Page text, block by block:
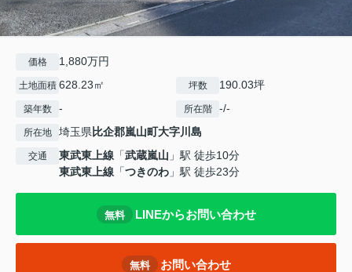
価格 1,880万円
土地面積 628.23㎡ 坪数 190.03坪
築年数 - 所在階 -/-
所在地 埼玉県比企郡嵐山町大字川島
交通 東武東上線 「武蔵嵐山 」駅 徒歩10分
東武東上線 「つきのわ 」駅 徒歩23分
無料 LINEからお問い合わせ
無料 お問い合わせ